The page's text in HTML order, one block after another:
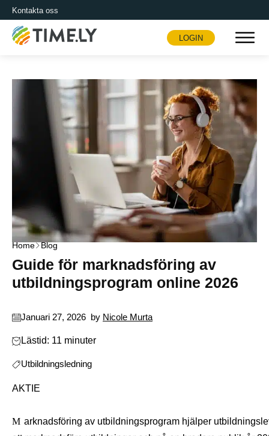
Kontakta oss
Timely
LOGIN
Home Blog
Guide för marknadsföring av
utbildningsprogram online 2026
Januari 27, 2026 by Nicole Murta
Lästid: 11 minuter
Utbildningsledning
AKTIE
Marknadsföring av utbildningsprogram hjälper utbildningsleverantörer